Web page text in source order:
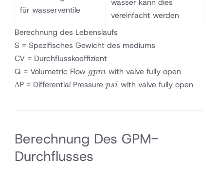
für wasserventile
wasser kann dies
vereinfacht werden
Berechnung des Lebenslaufs
S = Spezifisches Gewicht des mediums
CV = Durchflusskoeffizient
Q = Volumetric Flow gpm
gpmwith valve fully open
ΔP = Differential Pressure psi
psi with valve fully open
Berechnung Des GPM-
Durchflusses